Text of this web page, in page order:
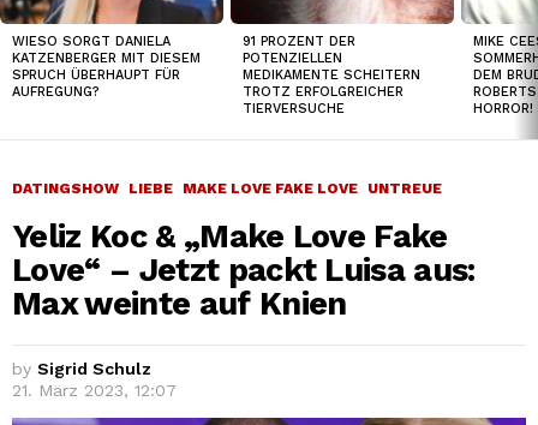
WIESO SORGT DANIELA
KATZENBERGER MIT DIESEM
SPRUCH ÜBERHAUPT FÜR
AUFREGUNG?
91 PROZENT DER
POTENZIELLEN
MEDIKAMENTE SCHEITERN
TROTZ ERFOLGREICHER
TIERVERSUCHE
MIKE
DEM
HORROR!
DATINGSHOW LIEBE MAKE LOVE FAKE LOVE UNTREUE
Yeliz Koc & „Make Love Fake
Love“ – Jetzt packt Luisa aus:
Max weinte auf Knien
by Sigrid Schulz
21. März 2023, 12:07